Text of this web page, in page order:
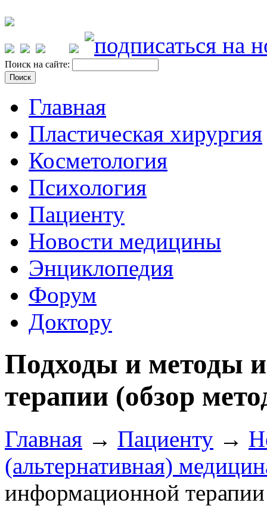
Поиск на сайте:
Главная
Пластическая хирургия
Косметология
Психология
Пациенту
Новости медицины
Энциклопедия
Форум
Доктору
Подходы и методы
терапии (обзор
Главная → Пациенту →
(альтернативная)
информационной